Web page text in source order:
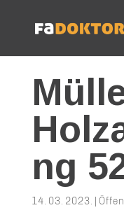
ng
14. 03. 2023.